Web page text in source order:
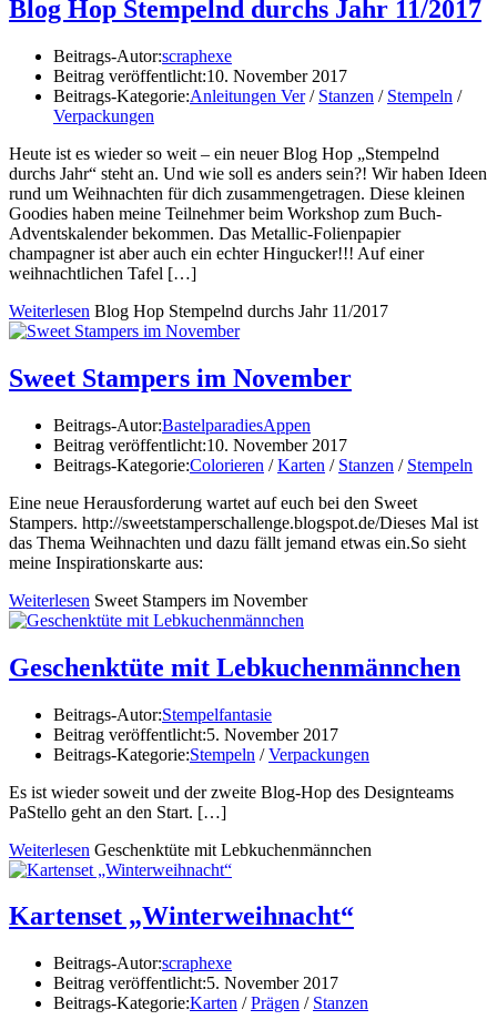
Blog Hop Stempelnd durchs Jahr 11/2017
Beitrags-Autor:scraphexe
Beitrag veröffentlicht:10. November 2017
Beitrags-Kategorie:Anleitungen Ver / Stanzen / Stempeln /
Verpackungen
Heute ist es wieder so weit – ein neuer Blog Hop „Stempelnd
durchs Jahr“ steht an. Und wie soll es anders sein?! Wir haben Ideen
rund um Weihnachten für dich zusammengetragen. Diese kleinen
Goodies haben meine Teilnehmer beim Workshop zum Buch-
Adventskalender bekommen. Das Metallic-Folienpapier
champagner ist aber auch ein echter Hingucker!!! Auf einer
weihnachtlichen Tafel […]
Weiterlesen Blog Hop Stempelnd durchs Jahr 11/2017
Sweet Stampers im November
Beitrags-Autor:BastelparadiesAppen
Beitrag veröffentlicht:10. November 2017
Beitrags-Kategorie:Colorieren / Karten / Stanzen / Stempeln
Eine neue Herausforderung wartet auf euch bei den Sweet
Stampers. http://sweetstamperschallenge.blogspot.de/Dieses Mal ist
das Thema Weihnachten und dazu fällt jemand etwas ein.So sieht
meine Inspirationskarte aus:
Weiterlesen Sweet Stampers im November
Geschenktüte mit Lebkuchenmännchen
Beitrags-Autor:Stempelfantasie
Beitrag veröffentlicht:5. November 2017
Beitrags-Kategorie:Stempeln / Verpackungen
Es ist wieder soweit und der zweite Blog-Hop des Designteams
PaStello geht an den Start. […]
Weiterlesen Geschenktüte mit Lebkuchenmännchen
Kartenset „Winterweihnacht“
Beitrags-Autor:scraphexe
Beitrag veröffentlicht:5. November 2017
Beitrags-Kategorie:Karten / Prägen / Stanzen